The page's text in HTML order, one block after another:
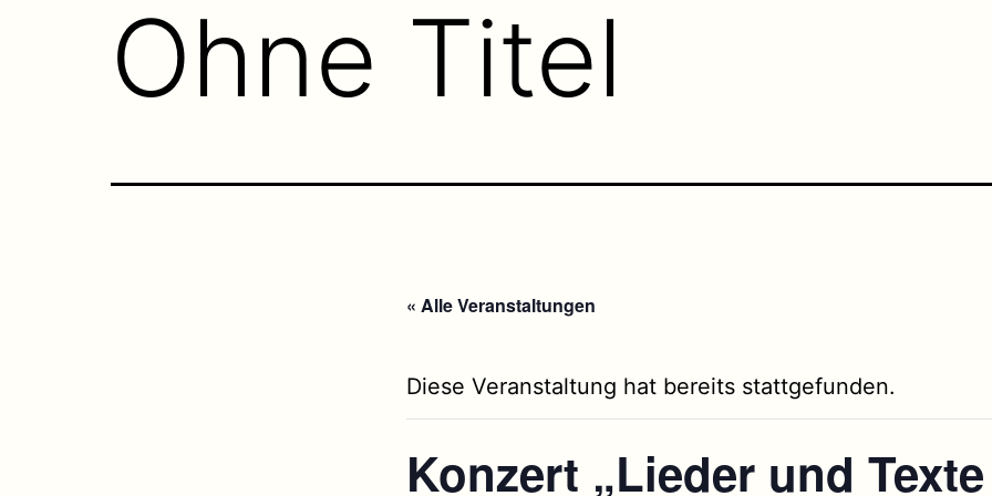
Ohne Titel
« Alle Veranstaltungen
Diese Veranstaltung hat bereits stattgefunden.
Konzert „Lieder und